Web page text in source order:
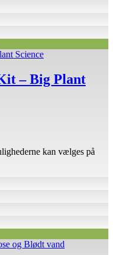
– Big Plant
kan vælges på